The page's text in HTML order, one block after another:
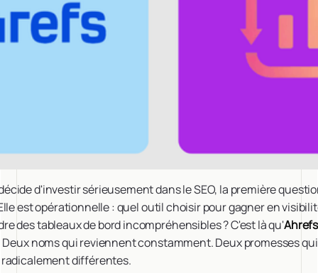
d'investir sérieusement dans le SEO, la première
est opérationnelle : quel outil choisir pour gagner en
des tableaux de bord incompréhensibles ? C'est là qu'Ahrefs
noms qui reviennent constamment. Deux promesses
différentes.